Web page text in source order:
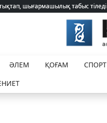
шығармашылық табыс тіледі
шығармашылық табыс тіледі
ӘЛЕМ ҚОҒАМ СПОРТ